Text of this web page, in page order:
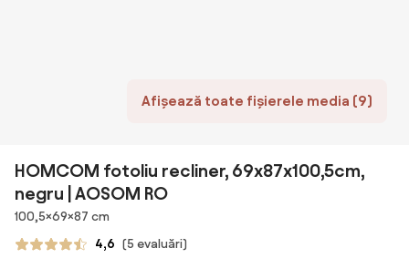
Afișează toate fișierele media (9)
HOMCOM fotoliu recliner, 69x87x100,5cm,
negru | AOSOM RO
Dimensiuni
100,5×69×87 cm
4,6 (5 evaluări)